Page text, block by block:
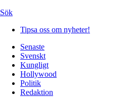
Sök
Tipsa oss om nyheter!
Senaste
Svenskt
Kungligt
Hollywood
Politik
Redaktion